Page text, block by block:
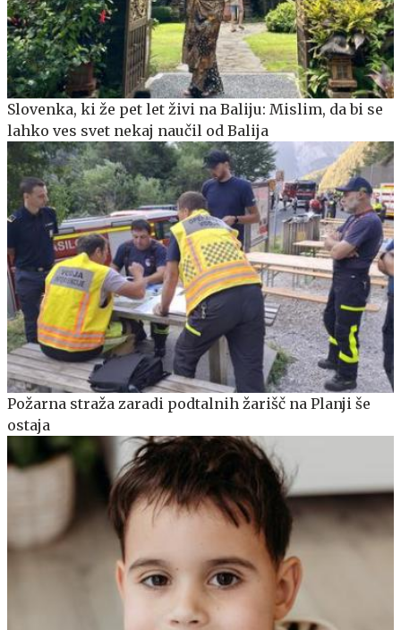
Slovenka, ki že pet let živi na Baliju: Mislim, da bi se
lahko ves svet nekaj naučil od Balija
Požarna straža zaradi podtalnih žarišč na Planji še
ostaja